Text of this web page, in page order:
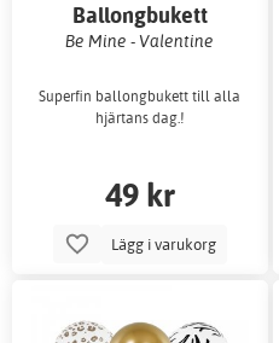
Ballongbukett
Be Mine - Valentine
Superfin ballongbukett till alla
hjärtans dag.!
49 kr
Lägg i varukorg